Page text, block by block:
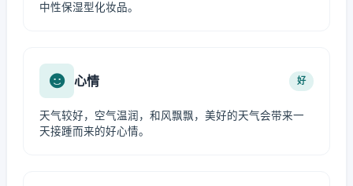
中性保湿型化妆品。
心情 好
天气较好，空气温润，和风飘飘，美好的天气会带来一
天接踵而来的好心情。